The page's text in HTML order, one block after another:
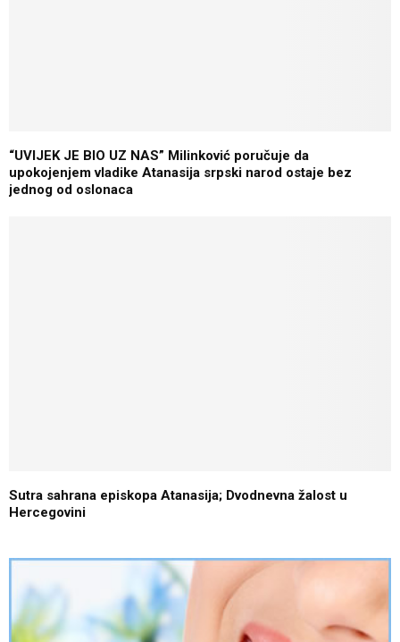
“UVIJEK JE BIO UZ NAS” Milinković poručuje da
upokojenjem vladike Atanasija srpski narod ostaje bez
jednog od oslonaca
Sutra sahrana episkopa Atanasija; Dvodnevna žalost u
Hercegovini